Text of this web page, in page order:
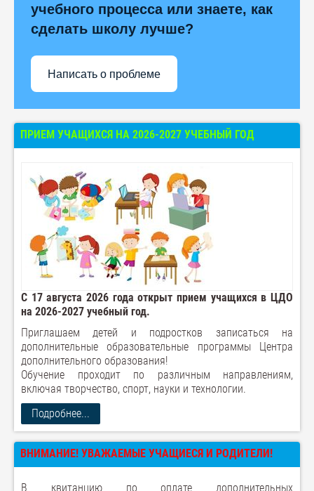
учебного процесса или знаете, как
сделать школу лучше?
Написать о проблеме
ПРИЕМ УЧАЩИХСЯ НА 2026-2027 УЧЕБНЫЙ ГОД
С 17 августа 2026 года открыт прием учащихся в ЦДО
на 2026-2027 учебный год.
Приглашаем детей и подростков записаться на
дополнительные образовательные программы Центра
дополнительного образования!
Обучение проходит по различным направлениям,
включая творчество, спорт, науки и технологии.
Подробнее...
ВНИМАНИЕ! УВАЖАЕМЫЕ УЧАЩИЕСЯ И РОДИТЕЛИ!
В квитанцию по оплате дополнительных